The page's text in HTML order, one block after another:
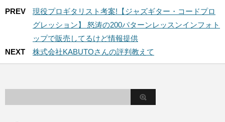
PREV
現役プロギタリスト考案!【ジャズギター・コードプロ
グレッション】 怒涛の200パターンレッスンインフォト
ップで販売してるけど情報提供
NEXT
株式会社KABUTOさんの評判教えて